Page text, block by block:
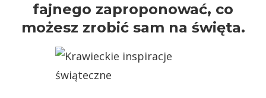
fajnego zaproponować, co
możesz zrobić sam na święta.